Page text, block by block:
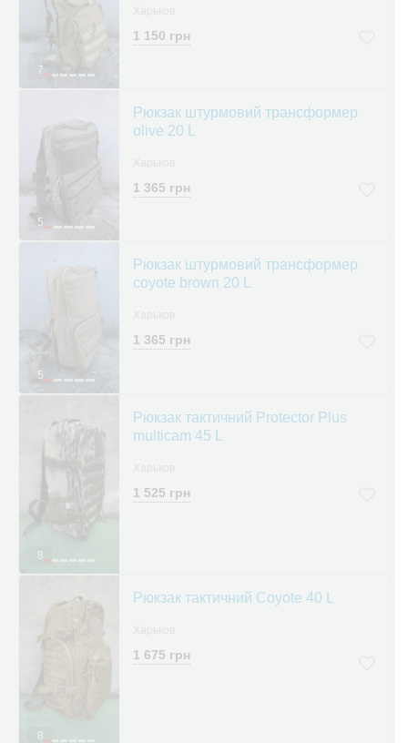
7
1 150 грн
5
Рюкзак штурмовий трансформер
olive 20 L
1 365 грн
5
Рюкзак штурмовий трансформер
coyote brown 20 L
1 365 грн
8
Рюкзак тактичний Protector Plus
multicam 45 L
1 525 грн
8
Рюкзак тактичний Coyote 40 L
1 675 грн